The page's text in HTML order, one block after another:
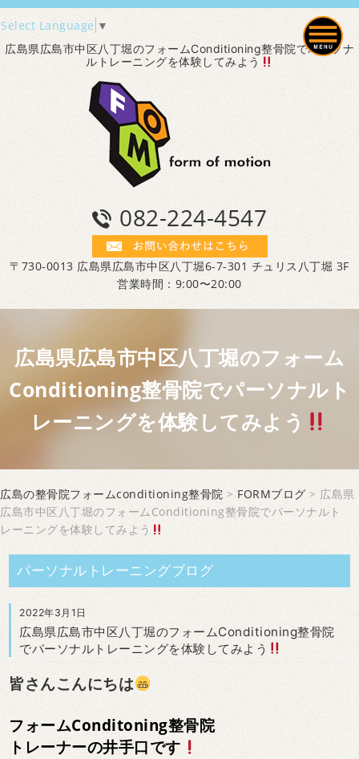
Select Language ▼
広島県広島市中区八丁堀のフォームConditioning整骨院でパーソナ
ルトレーニングを体験してみよう
082-224-4547
〒730-0013 広島県広島市中区八丁堀6-7-301 チュリス八丁堀 3F
営業時間：9:00〜20:00
広島県広島市中区八丁堀のフォーム
Conditioning整骨院でパーソナルト
レーニングを体験してみよう
広島の整骨院フォームconditioning整骨院 > FORMブログ > 広島県
広島市中区八丁堀のフォームConditioning整骨院でパーソナルト
レーニングを体験してみよう
パーソナルトレーニングブログ
2022年3月1日
広島県広島市中区八丁堀のフォームConditioning整骨院
でパーソナルトレーニングを体験してみよう
皆さんこんにちは
フォームConditoning整骨院
トレーナーの井手口です